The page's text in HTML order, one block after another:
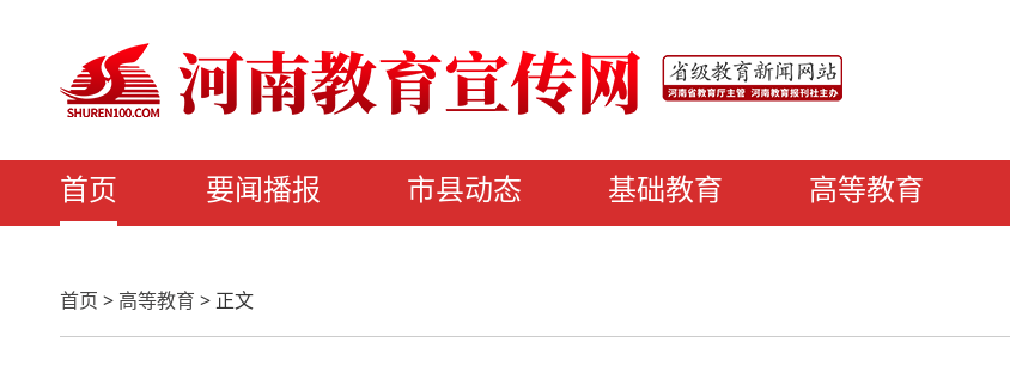
首页 要闻播报 市县动态 基础教育 高等教育
首页 > 高等教育 > 正文